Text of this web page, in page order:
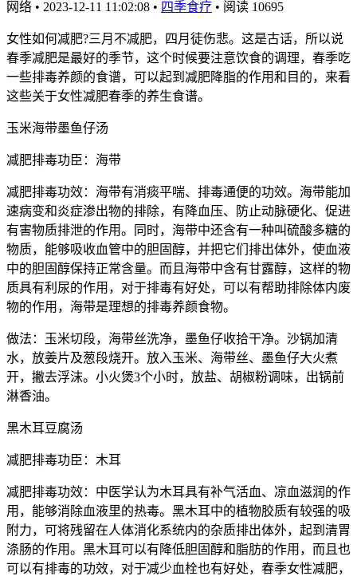
网络 • 2023-12-11 11:02:08 • 四季食疗 • 阅读 10695
女性如何减肥?三月不减肥，四月徒伤悲。这是古话，所以说
春季减肥是最好的季节，这个时候要注意饮食的调理，春季吃
一些排毒养颜的食谱，可以起到减肥降脂的作用和目的，来看
这些关于女性减肥春季的养生食谱。
玉米海带墨鱼仔汤
减肥排毒功臣：海带
减肥排毒功效：海带有消痰平喘、排毒通便的功效。海带能加
速病变和炎症渗出物的排除，有降血压、防止动脉硬化、促进
有害物质排泄的作用。同时，海带中还含有一种叫硫酸多糖的
物质，能够吸收血管中的胆固醇，并把它们排出体外，使血液
中的胆固醇保持正常含量。而且海带中含有甘露醇，这样的物
质具有利尿的作用，对于排毒有好处，可以有帮助排除体内废
物的作用，海带是理想的排毒养颜食物。
做法：玉米切段，海带丝洗净，墨鱼仔收拾干净。沙锅加清
水，放姜片及葱段烧开。放入玉米、海带丝、墨鱼仔大火煮
开，撇去浮沫。小火煲3个小时，放盐、胡椒粉调味，出锅前
淋香油。
黑木耳豆腐汤
减肥排毒功臣：木耳
减肥排毒功效：中医学认为木耳具有补气活血、凉血滋润的作
用，能够消除血液里的热毒。黑木耳中的植物胶质有较强的吸
附力，可将残留在人体消化系统内的杂质排出体外，起到清胃
涤肠的作用。黑木耳可以有降低胆固醇和脂肪的作用，而且也
可以有排毒的功效，对于减少血栓也有好处，春季女性减肥，